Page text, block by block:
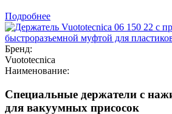
Подробнее
Бренд:
Vuototecnica
Наименование:
Специальные держатели с
для вакуумных присосок